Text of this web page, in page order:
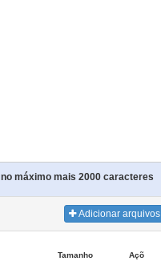
no máximo mais 2000 caracteres
Adicionar arquivos
Tamanho
Açõ